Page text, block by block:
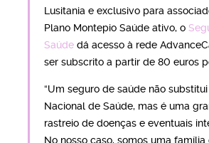
Lusitania e exclusivo para
Plano Montepio Saúde ativo, o
Saúde dá acesso à rede
ser subscrito a partir de 80 euros
“Um seguro de saúde não
Nacional de Saúde, mas é uma
rastreio de doenças e eventuais
No nosso caso, somos uma família